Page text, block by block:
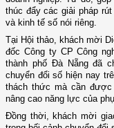
thúc đẩy các giải pháp
và kinh tế số nói riêng.
Tại Hội thảo, khách mời
đốc Công ty CP Công
thành phố Đà Nẵng đã
chuyển đổi số hiện nay
thách thức mà cần
nâng cao năng lực của
Đồng thời, khách mời